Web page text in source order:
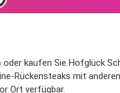
oder kaufen Sie Hofglück
Rückensteaks mit
Ort verfügbar.